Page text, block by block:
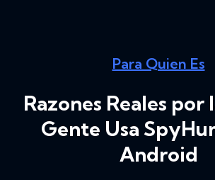
Para Quien Es
Razones Reales por
Gente Usa
Android